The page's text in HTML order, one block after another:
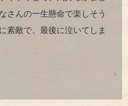
さんの一生懸命で楽しそう
素敵で、最後に泣いてしま